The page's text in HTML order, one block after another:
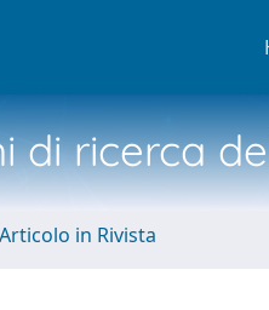
di ricerca
in Rivista